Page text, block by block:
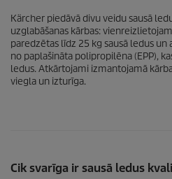
Kärcher piedāvā divu veidu sausā
uzglabāšanas kārbas:
paredzētas līdz 25 kg sausā ledus
no paplašināta polipropilēna (EPP),
ledus. Atkārtojami izmantojamā
viegla un izturīga.
Cik svarīga ir sausā ledus